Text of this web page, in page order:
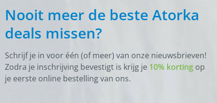
Nooit meer de beste Atorka
deals missen?
Schrijf je in voor één (of meer) van onze nieuwsbrieven!
Zodra je inschrijving bevestigt is krijg je 10% korting op
je eerste online bestelling van ons.